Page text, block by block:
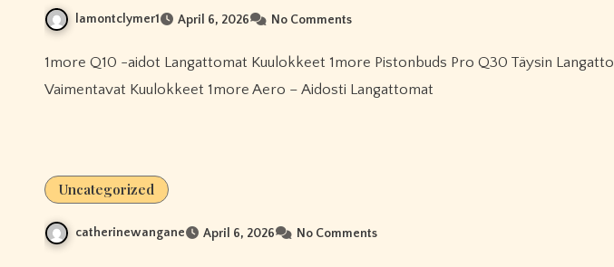
lamontclymer1 April 6, 2026 No Comments
1more Q10 -aidot Langattomat Kuulokkeet 1more Pistonbuds Pro Q30 Täysin Langattomat Aktiivista Melua
Vaimentavat Kuulokkeet 1more Aero – Aidosti Langattomat
Uncategorized
catherinewangane April 6, 2026 No Comments